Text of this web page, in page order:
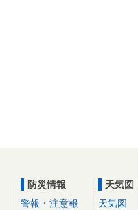
防災情報
警報・注意報
天気図
天気図